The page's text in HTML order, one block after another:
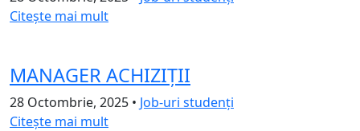
Citește mai mult
MANAGER ACHIZIȚII
28 Octombrie, 2025 • Job-uri studenți
Citește mai mult